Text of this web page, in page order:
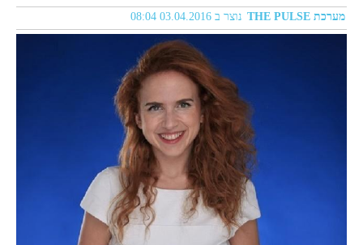
מערכת THE PULSE נוצר ב 03.04.2016 08:04